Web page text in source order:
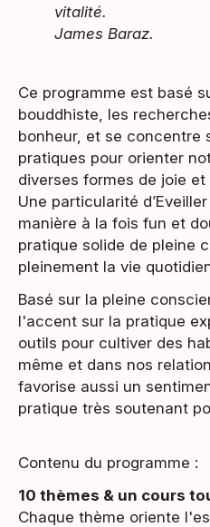
vitalité.
James Baraz.
Ce programme est basé
bouddhiste, les
bonheur, et se concentre
pratiques pour orienter
diverses formes de joie
Une particularité
manière à la fois fun et
pratique solide de pleine
pleinement la vie
Basé sur la pleine
l'accent sur la pratique
outils pour cultiver des
même et dans nos
favorise aussi un
pratique très soutenant
Contenu du programme :
10 thèmes & un cours
Chaque thème oriente